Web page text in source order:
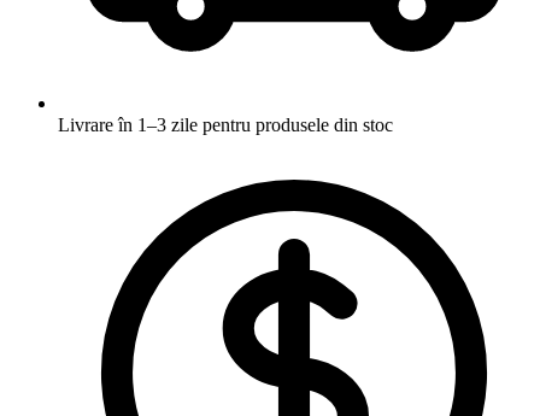
Livrare în 1–3 zile pentru produsele din stoc